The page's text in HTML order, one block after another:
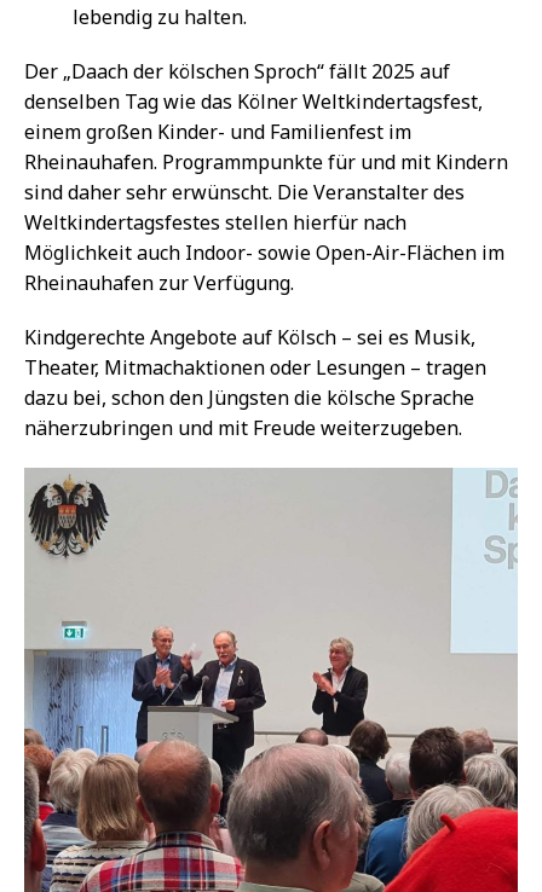
lebendig zu halten.
Der „Daach der kölschen Sproch“ fällt 2025 auf
denselben Tag wie das Kölner Weltkindertagsfest,
einem großen Kinder- und Familienfest im
Rheinauhafen. Programmpunkte für und mit Kindern
sind daher sehr erwünscht. Die Veranstalter des
Weltkindertagsfestes stellen hierfür nach
Möglichkeit auch Indoor- sowie Open-Air-Flächen im
Rheinauhafen zur Verfügung.
Kindgerechte Angebote auf Kölsch – sei es Musik,
Theater, Mitmachaktionen oder Lesungen – tragen
dazu bei, schon den Jüngsten die kölsche Sprache
näherzubringen und mit Freude weiterzugeben.